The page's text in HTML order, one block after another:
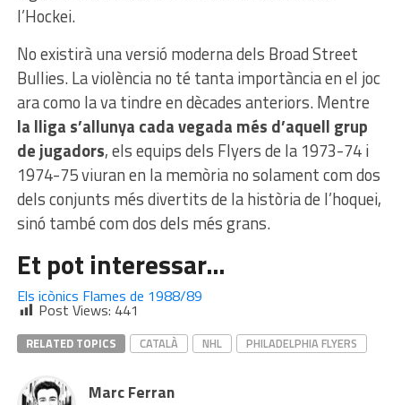
l’Hockei.
No existirà una versió moderna dels Broad Street
Bullies. La violència no té tanta importància en el joc
ara como la va tindre en dècades anteriors. Mentre
la lliga s’allunya cada vegada més d’aquell grup
de jugadors, els equips dels Flyers de la 1973-74 i
1974-75 viuran en la memòria no solament com dos
dels conjunts més divertits de la història de l’hoquei,
sinó també com dos dels més grans.
Et pot interessar…
Els icònics Flames de 1988/89
Post Views: 441
RELATED TOPICS CATALÀ NHL PHILADELPHIA FLYERS
Marc Ferran